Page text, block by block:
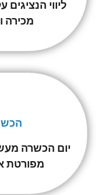
ליווי
מכירה
יום הכשרה
מפורטת